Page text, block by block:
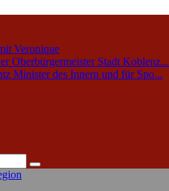
Veronique
Oberbürgermeister Stadt Koblenz...
Minister des Innern und für Spo...